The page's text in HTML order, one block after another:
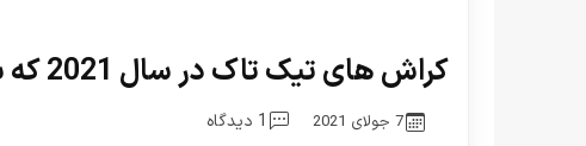
کراش های تیک تاک در سال 2021 که بیشترین طرفدار را دارند
7 جولای 2021 1 دیدگاه